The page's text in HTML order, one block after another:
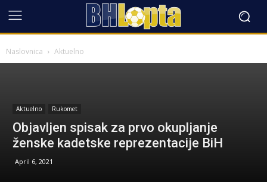
Naslovnica Aktuelno
Aktuelno Rukomet
Objavljen spisak za prvo okupljanje
ženske kadetske reprezentacije BiH
April 6, 2021